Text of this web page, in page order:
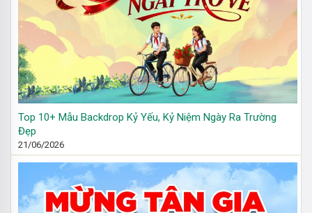
Top 10+ Mẫu Backdrop Kỷ Yếu, Kỷ Niệm Ngày Ra Trường
Đẹp
21/06/2026